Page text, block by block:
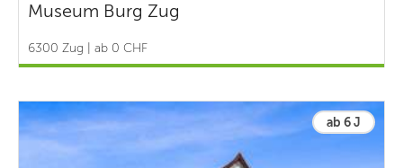
Museum Burg Zug
6300 Zug | ab 0 CHF
ab 6 J